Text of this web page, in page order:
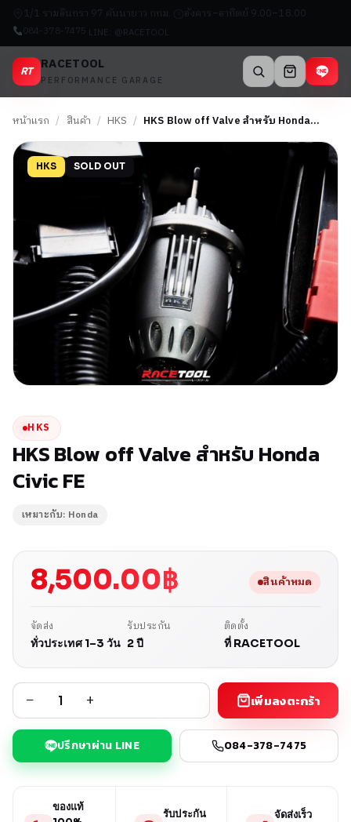
1/1 รามอินทรา 97 คันนายาว กทม. อังคาร–อาทิตย์ 9.00–18.00
084-378-7475 LINE: @RACETOOL
RT RACETOOL
PERFORMANCE GARAGE
หน้าแรก / สินค้า / HKS / HKS Blow off Valve สำหรับ Honda…
HKS SOLD OUT
HKS
HKS Blow off Valve สำหรับ Honda
Civic FE
เหมาะกับ: Honda
8,500.00฿ สินค้าหมด
จัดส่ง
ทั่วประเทศ 1–3 วัน
รับประกัน
2 ปี
ติดตั้ง
ที่ RACETOOL
− + เพิ่มลงตะกร้า
ปรึกษาผ่าน LINE 084-378-7475
ของแท้
รับประกัน
จัดส่งเร็ว